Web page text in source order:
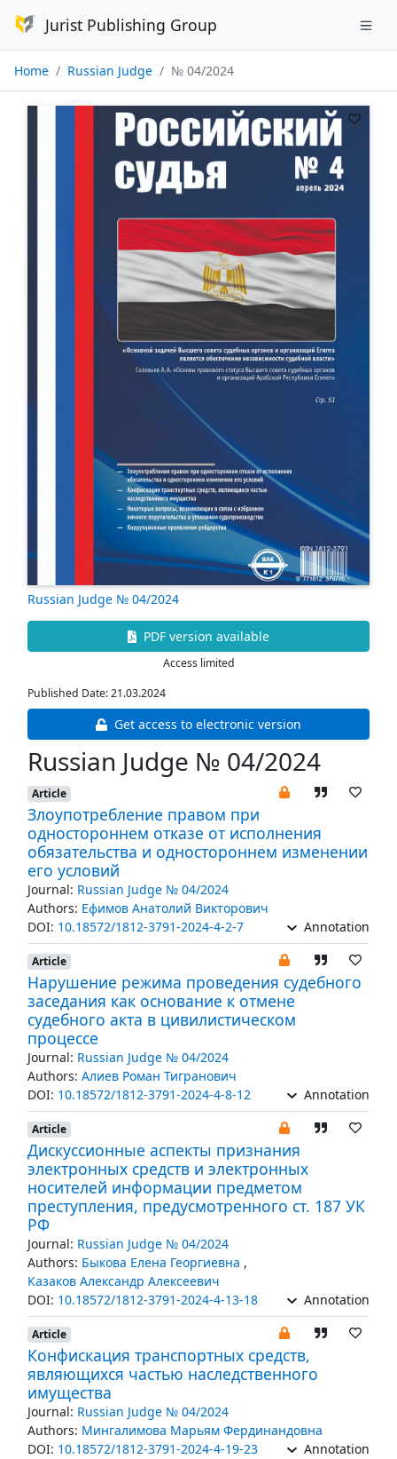
Jurist Publishing Group
Home Russian Judge № 04/2024
Russian Judge № 04/2024
PDF version available
Access limited
Published Date: 21.03.2024
Get access to electronic version
Russian Judge № 04/2024
Article
Злоупотребление правом при
одностороннем отказе от исполнения
обязательства и одностороннем изменении
его условий
Journal: Russian Judge № 04/2024
Authors: Ефимов Анатолий Викторович
DOI: 10.18572/1812-3791-2024-4-2-7 Annotation
Article
Нарушение режима проведения судебного
заседания как основание к отмене
судебного акта в цивилистическом
процессе
Journal: Russian Judge № 04/2024
Authors: Алиев Роман Тигранович
DOI: 10.18572/1812-3791-2024-4-8-12 Annotation
Article
Дискуссионные аспекты признания
электронных средств и электронных
носителей информации предметом
преступления, предусмотренного ст. 187 УК
РФ
Journal: Russian Judge № 04/2024
Authors: Быкова Елена Георгиевна ,
Казаков Александр Алексеевич
DOI: 10.18572/1812-3791-2024-4-13-18 Annotation
Article
Конфискация транспортных средств,
являющихся частью наследственного
имущества
Journal: Russian Judge № 04/2024
Authors: Мингалимова Марьям Фердинандовна
DOI: 10.18572/1812-3791-2024-4-19-23 Annotation